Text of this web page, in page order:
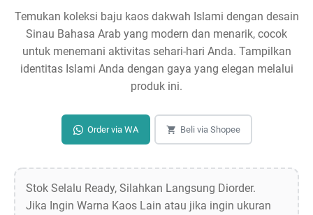
Temukan koleksi baju kaos dakwah Islami dengan desain
Sinau Bahasa Arab yang modern dan menarik, cocok
untuk menemani aktivitas sehari-hari Anda. Tampilkan
identitas Islami Anda dengan gaya yang elegan melalui
produk ini.
Order via WA Beli via Shopee
Stok Selalu Ready, Silahkan Langsung Diorder.
Jika Ingin Warna Kaos Lain atau jika ingin ukuran